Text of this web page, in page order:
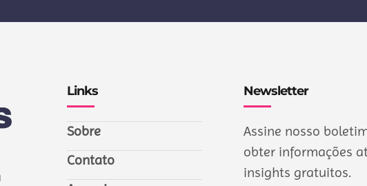
Links
Sobre
Contato
Newsletter
Assine nosso
obter informações
insights gratuitos.